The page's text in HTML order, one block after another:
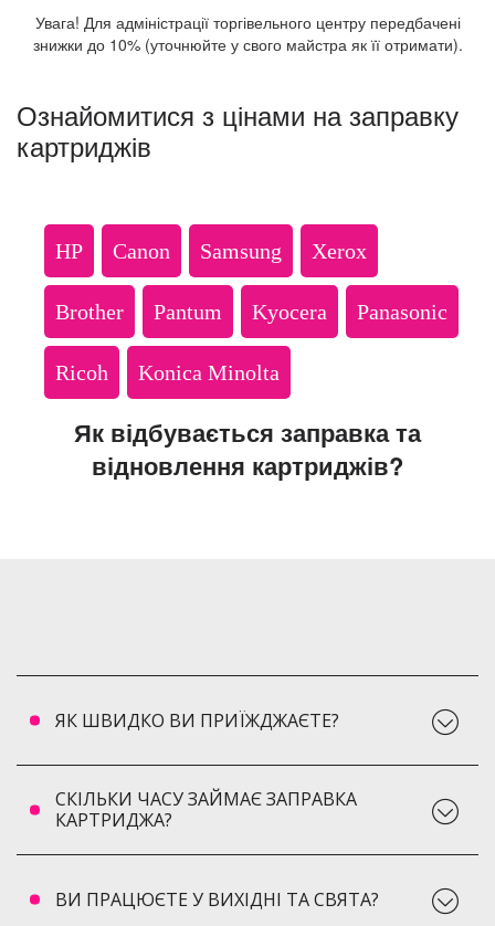
Увага! Для адміністрації торгівельного центру передбачені
знижки до 10% (уточнюйте у свого майстра як її отримати).
Ознайомитися з цінами на заправку
картриджів
HP Canon Samsung Xerox
Brother Pantum Kyocera Panasonic
Ricoh Konica Minolta
Як відбувається заправка та
відновлення картриджів?
ЯК ШВИДКО ВИ ПРИЇЖДЖАЄТЕ?
СКІЛЬКИ ЧАСУ ЗАЙМАЄ ЗАПРАВКА
КАРТРИДЖА?
ВИ ПРАЦЮЄТЕ У ВИХІДНІ ТА СВЯТА?